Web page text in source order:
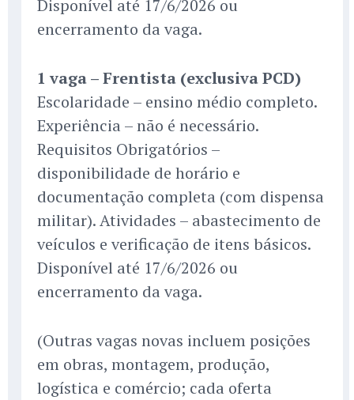
Disponível até 17/6/2026 ou
encerramento da vaga.
1 vaga – Frentista (exclusiva PCD)
Escolaridade – ensino médio completo.
Experiência – não é necessário.
Requisitos Obrigatórios –
disponibilidade de horário e
documentação completa (com dispensa
militar). Atividades – abastecimento de
veículos e verificação de itens básicos.
Disponível até 17/6/2026 ou
encerramento da vaga.
(Outras vagas novas incluem posições
em obras, montagem, produção,
logística e comércio; cada oferta